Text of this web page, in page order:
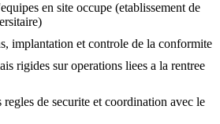
en site occupe (etablissement de
implantation et controle de la conformite
rigides sur operations liees a la rentree
de securite et coordination avec le